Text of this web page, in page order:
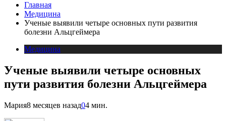
Главная
Медицина
Ученые выявили четыре основных пути развития
болезни Альцгеймера
Медицина
Ученые выявили четыре основных
пути развития болезни Альцгеймера
Мария8 месяцев назад04 мин.